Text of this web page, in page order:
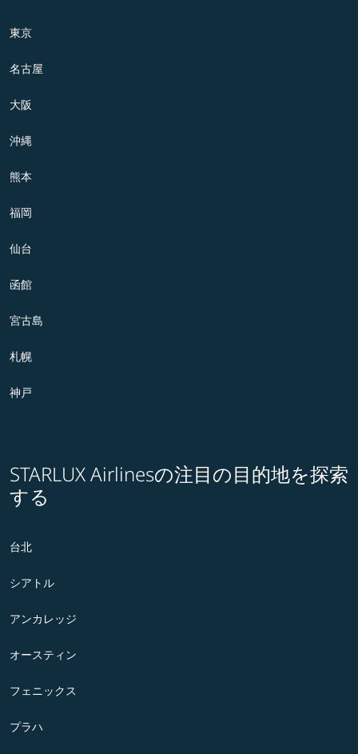
東京
名古屋
大阪
沖縄
熊本
福岡
仙台
函館
宮古島
札幌
神戸
STARLUX Airlinesの注目の目的地を探索
する
台北
シアトル
アンカレッジ
オースティン
フェニックス
プラハ